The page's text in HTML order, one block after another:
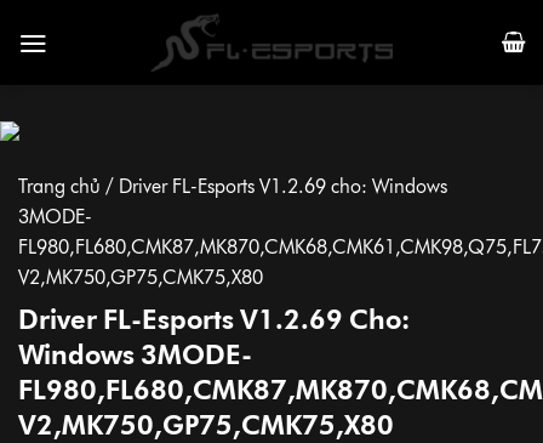
Trang chủ / Driver FL-Esports V1.2.69 cho: Windows
3MODE-
V2,MK750,GP75,CMK75,X80
Driver FL-Esports V1.2.69 Cho:
Windows 3MODE-
V2,MK750,GP75,CMK75,X80